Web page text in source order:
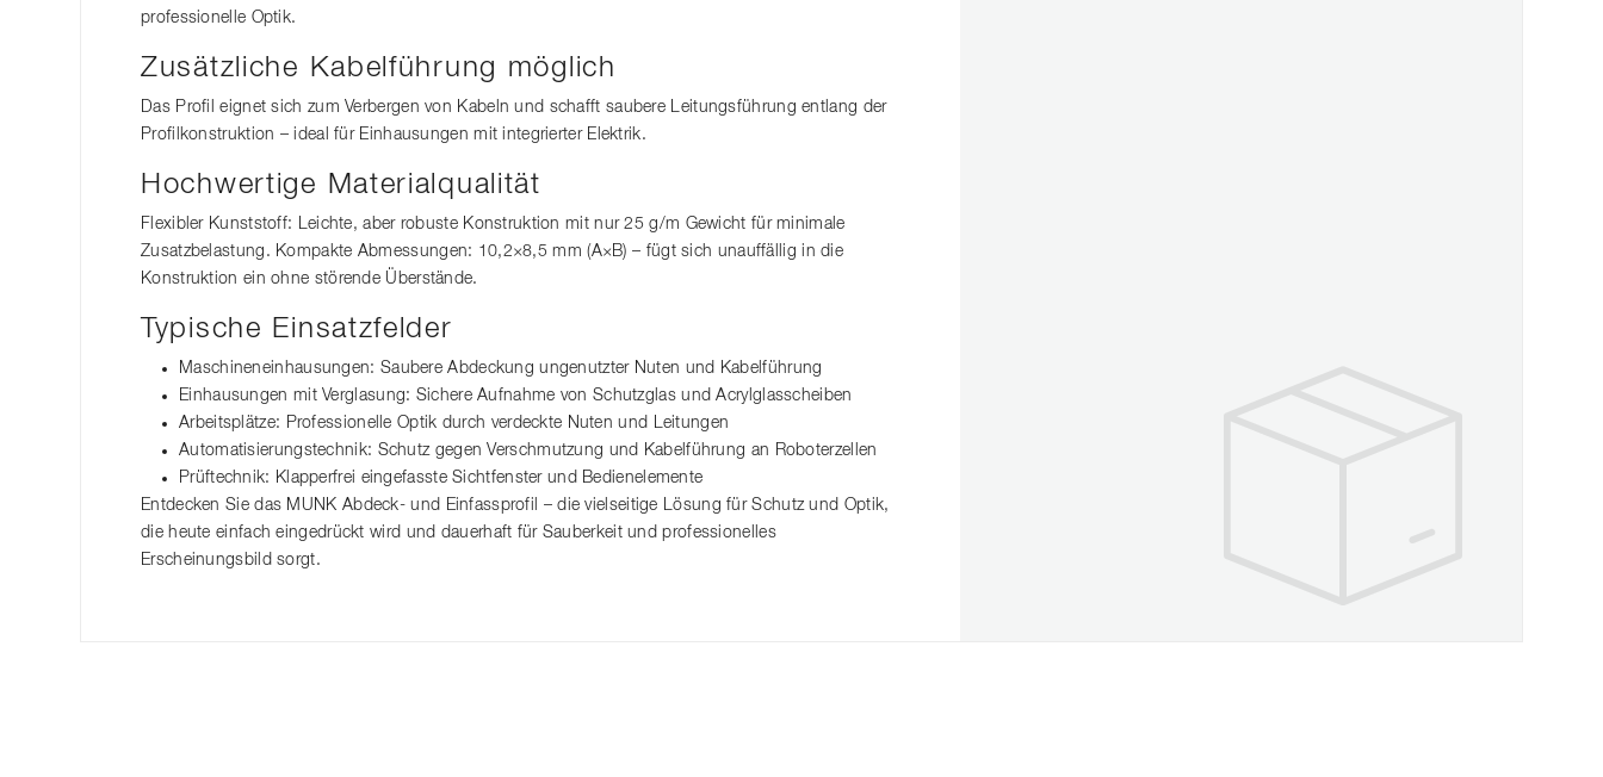
professionelle Optik.
Zusätzliche Kabelführung möglich
Das Profil eignet sich zum Verbergen von Kabeln und schafft saubere Leitungsführung entlang der
Profilkonstruktion – ideal für Einhausungen mit integrierter Elektrik.
Hochwertige Materialqualität
Flexibler Kunststoff: Leichte, aber robuste Konstruktion mit nur 25 g/m Gewicht für minimale
Zusatzbelastung. Kompakte Abmessungen: 10,2×8,5 mm (A×B) – fügt sich unauffällig in die
Konstruktion ein ohne störende Überstände.
Typische Einsatzfelder
Maschineneinhausungen: Saubere Abdeckung ungenutzter Nuten und Kabelführung
Einhausungen mit Verglasung: Sichere Aufnahme von Schutzglas und Acrylglasscheiben
Arbeitsplätze: Professionelle Optik durch verdeckte Nuten und Leitungen
Automatisierungstechnik: Schutz gegen Verschmutzung und Kabelführung an Roboterzellen
Prüftechnik: Klapperfrei eingefasste Sichtfenster und Bedienelemente
Entdecken Sie das MUNK Abdeck- und Einfassprofil – die vielseitige Lösung für Schutz und Optik,
die heute einfach eingedrückt wird und dauerhaft für Sauberkeit und professionelles
Erscheinungsbild sorgt.